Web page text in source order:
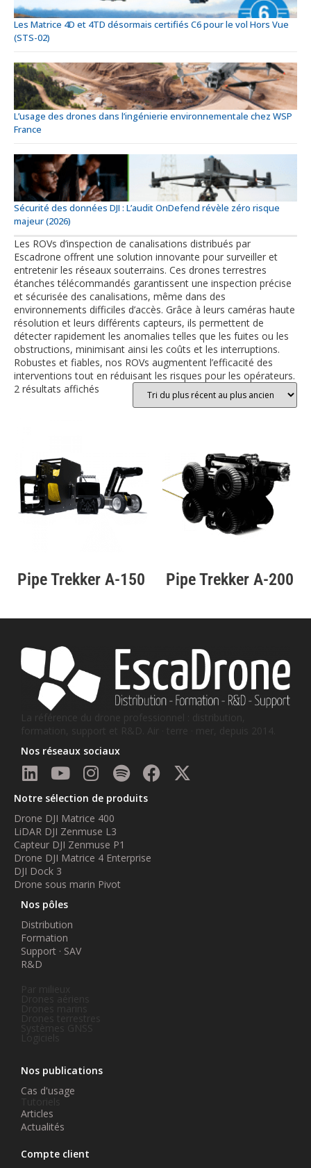
Les Matrice 4D et 4TD désormais certifiés C6 pour le vol Hors Vue
(STS-02)
L’usage des drones dans l’ingénierie environnementale chez WSP
France
Sécurité des données DJI : L’audit OnDefend révèle zéro risque
majeur (2026)
Les ROVs d’inspection de canalisations distribués par
Escadrone offrent une solution innovante pour surveiller et
entretenir les réseaux souterrains. Ces drones terrestres
étanches télécommandés garantissent une inspection précise
et sécurisée des canalisations, même dans des
environnements difficiles d’accès. Grâce à leurs caméras haute
résolution et leurs différents capteurs, ils permettent de
détecter rapidement les anomalies telles que les fuites ou les
obstructions, minimisant ainsi les coûts et les interruptions.
Robustes et fiables, nos ROVs augmentent l’efficacité des
interventions tout en réduisant les risques pour les opérateurs.
2 résultats affichés
Pipe Trekker A-150 Pipe Trekker A-200
La référence du drone professionnel : distribution,
formation, support et R&D. Air · terre · mer, depuis 2014.
Nos réseaux sociaux
Notre sélection de produits
Drone DJI Matrice 400
LiDAR DJI Zenmuse L3
Capteur DJI Zenmuse P1
Drone DJI Matrice 4 Enterprise
DJI Dock 3
Drone sous marin Pivot
Nos pôles
Distribution
Formation
Support · SAV
R&D
Drones aériens
Drones marins
Drones terrestres
Systèmes GNSS
Logiciels
Nos publications
Cas d'usage
Tutoriels
Articles
Actualités
Compte client